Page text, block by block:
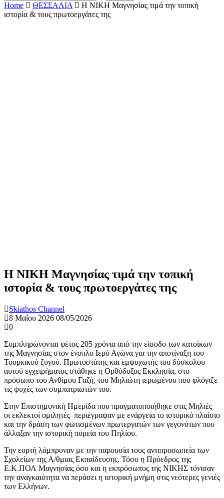
Home ΘΕΣΣΑΛΙΑ
Η ΝΙΚΗ Μαγνησίας τιμά την τοπική
ιστορία & τους πρωτοεργάτες της
Η ΝΙΚΗ Μαγνησίας τιμά την τοπική
ιστορία & τους πρωτοεργάτες της
Skiathos Channel
8 Μαΐου 2026 08/05/2026
0
Συμπληρώνονται φέτος 205 χρόνια από την είσοδο των κατοίκων
της Μαγνησίας στον ένοπλο Ιερό Αγώνα για την αποτίναξη του
Τουρκικού ζυγού. Πρωτοστάτης και εμψυχωτής του δύσκολου
αυτού εγχειρήματος στάθηκε η Ορθόδοξος Εκκλησία, στο
πρόσωπο του Ανθίμου Γαζή, του Μηλιώτη ιερωμένου που φλόγιζε
τις ψυχές των συμπατριωτών του.
Στην Επιστημονική Ημερίδα που πραγματοποιήθηκε στις Μηλιές
οι εκλεκτοί ομιλητές περιέγραψαν με ενάργεια το ιστορικό πλαίσιο
και την δράση των φωτισμένων πρωτεργατών των γεγονότων που
άλλαξαν την ιστορική πορεία του Πηλίου.
Την εορτή λάμπρυναν με την παρουσία τους αντιπροσωπεία των
Σχολείων της Α/θμιας Εκπαίδευσης. Τόσο η Πρόεδρος της
Ε.Κ.ΠΟΛ Μαγνησίας όσο και η εκπρόσωπος της ΝΙΚΗΣ τόνισαν
την αναγκαιότητα να περάσει η ιστορική μνήμη στις νεότερες γενιές
των Ελλήνων.